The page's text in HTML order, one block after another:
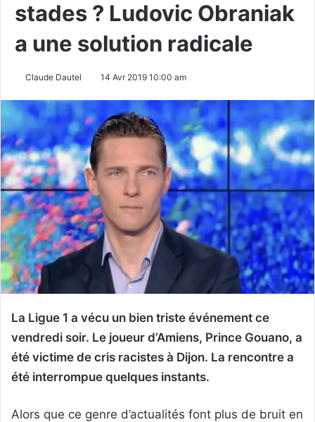
stades ? Ludovic Obraniak
a une solution radicale
Claude Dautel 14 Avr 2019 10:00 am
La Ligue 1 a vécu un bien triste événement ce
vendredi soir. Le joueur d’Amiens, Prince Gouano, a
été victime de cris racistes à Dijon. La rencontre a
été interrompue quelques instants.
Alors que ce genre d’actualités font plus de bruit en